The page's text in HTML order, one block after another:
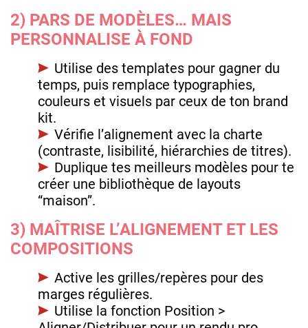
2) PARS DE MODÈLES… MAIS
PERSONNALISE À FOND
Utilise des templates pour gagner du
temps, puis remplace typographies,
couleurs et visuels par ceux de ton brand
kit.
Vérifie l’alignement avec la charte
(contraste, lisibilité, hiérarchies de titres).
Duplique tes meilleurs modèles pour te
créer une bibliothèque de layouts
“maison”.
3) MAÎTRISE L’ALIGNEMENT ET LES
COMPOSITIONS
Active les grilles/repères pour des
marges régulières.
Utilise la fonction Position >